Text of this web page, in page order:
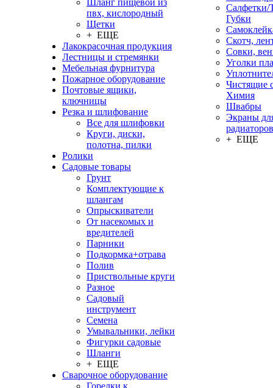
Шланг пищевой из
пвх, кислородный
Щетки
+ ЕЩЕ
Лакокрасочная продукция
Лестницы и стремянки
Мебельная фурнитура
Пожарное оборудование
Почтовые ящики,
ключницы
Резка и шлифование
Все для шлифовки
Круги, диски,
полотна, пилки
Ролики
Садовые товары
Грунт
Комплектующие к
шлангам
Опрыскиватели
От насекомых и
вредителей
Парники
Подкормка+отрава
Полив
Приствольные круги
Разное
Садовый
инструмент
Семена
Умывальники, лейки
Фигурки садовые
Шланги
+ ЕЩЕ
Сварочное оборудование
Горелки к
Салфетки/
Губки
Скотч,
Совки,
Уголки
Чистящие
Химия
Швабры
Экраны
радиаторов
+ ЕЩЕ